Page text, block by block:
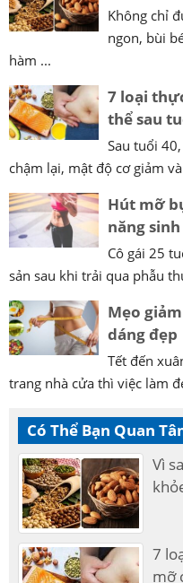
Không chỉ
ngon, bùi
hàm ...
7 loại
thể sau
Sau tuổi
chậm lại, mật độ cơ giảm
Hút mỡ
năng sinh
Cô gái 25
sản sau khi trải qua phẫu
Mẹo
dáng đẹp
Tết đến
trang nhà cửa thì việc làm
Có Thể Bạn Quan
Vì
7
mỡ